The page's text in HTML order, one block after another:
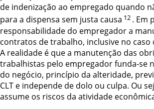
de indenização ao empregado quando
para a dispensa sem justa causa 12 . Em
responsabilidade do empregador a
contratos de trabalho, inclusive no caso
A realidade é que a manutenção das
trabalhistas pelo empregador funda-se
do negócio, princípio da alteridade,
CLT e independe de dolo ou culpa. Ou
assume os riscos da atividade